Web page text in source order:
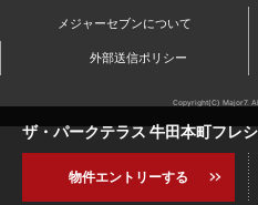
ザ・パークテラス 牛田本町フレ
物件エントリーする
メジャーセブンについて
外部送信ポリシー
Copyright(C) Major7.